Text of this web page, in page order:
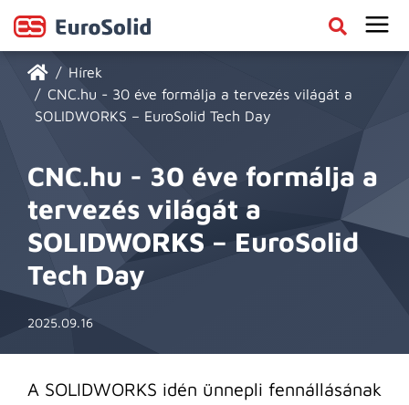
Hírek
CNC.hu - 30 éve formálja a tervezés világát a
SOLIDWORKS – EuroSolid Tech Day
CNC.hu - 30 éve formálja a
tervezés világát a
SOLIDWORKS – EuroSolid
Tech Day
2025.09.16
A SOLIDWORKS idén ünnepli fennállásának